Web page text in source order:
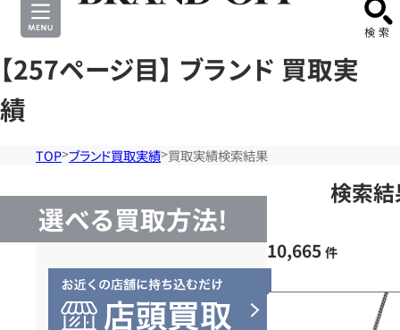
【257ページ目】 ブランド 買取実
績
TOP ブランド買取実績 買取実績検索結果
選べる買取方法!
検索
10,665 件